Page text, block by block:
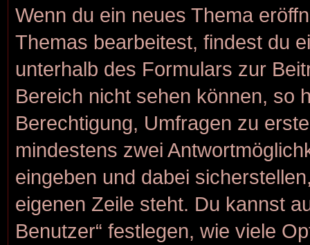
Wenn du ein neues Thema
Themas bearbeitest, findest du
unterhalb des Formulars zur
Bereich nicht sehen können, so
Berechtigung, Umfragen zu
mindestens zwei
eingeben und dabei
eigenen Zeile steht. Du kannst
Benutzer“ festlegen, wie viele